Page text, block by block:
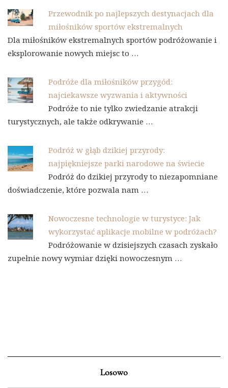
Przewodnik po najlepszych destynacjach dla
miłośników sportów ekstremalnych
Dla miłośników ekstremalnych sportów podróżowanie i
eksplorowanie nowych miejsc to …
Podróże dla miłośników przygód:
najciekawsze wyzwania i aktywności
Podróże to nie tylko zwiedzanie atrakcji
turystycznych, ale także odkrywanie …
Podróż w głąb dzikiej przyrody:
najpiękniejsze parki narodowe na świecie
Podróż do dzikiej przyrody to niezapomniane
doświadczenie, które pozwala nam …
Nowoczesne technologie w turystyce: Jak
wykorzystać aplikacje mobilne w podróżach?
Podróżowanie w dzisiejszych czasach zyskało
zupełnie nowy wymiar dzięki nowoczesnym …
Losowo